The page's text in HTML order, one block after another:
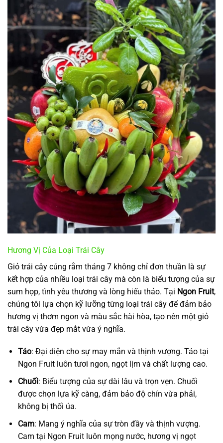
Hương Vị Của Loại Trái Cây
Giỏ trái cây cúng rằm tháng 7 không chỉ đơn thuần là sự
kết hợp của nhiều loại trái cây mà còn là biểu tượng của sự
sum họp, tình yêu thương và lòng hiếu thảo. Tại Ngon Fruit,
chúng tôi lựa chọn kỹ lưỡng từng loại trái cây để đảm bảo
hương vị thơm ngon và màu sắc hài hòa, tạo nên một giỏ
trái cây vừa đẹp mắt vừa ý nghĩa.
Táo: Đại diện cho sự may mắn và thịnh vượng. Táo tại
Ngon Fruit luôn tươi ngon, ngọt lịm và chất lượng cao.
Chuối: Biểu tượng của sự dài lâu và trọn vẹn. Chuối
được chọn lựa kỹ càng, đảm bảo độ chín vừa phải,
không bị thối úa.
Cam: Mang ý nghĩa của sự tròn đầy và thịnh vượng.
Cam tại Ngon Fruit luôn mọng nước, hương vị ngọt